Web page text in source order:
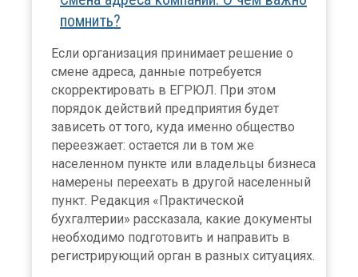
помнить?
Если организация принимает решение о
смене адреса, данные потребуется
скорректировать в ЕГРЮЛ. При этом
порядок действий предприятия будет
зависеть от того, куда именно общество
переезжает: остается ли в том же
населенном пункте или владельцы бизнеса
намерены переехать в другой населенный
пункт. Редакция «Практической
бухгалтерии» рассказала, какие документы
необходимо подготовить и направить в
регистрирующий орган в разных ситуациях.